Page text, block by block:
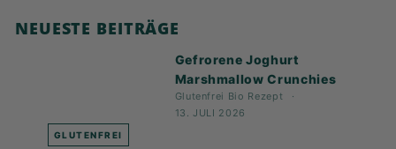
NEUESTE BEITRÄGE
GLUTENFREI
Gefrorene Joghurt
Marshmallow Crunchies
Glutenfrei Bio Rezept
13. JULI 2026